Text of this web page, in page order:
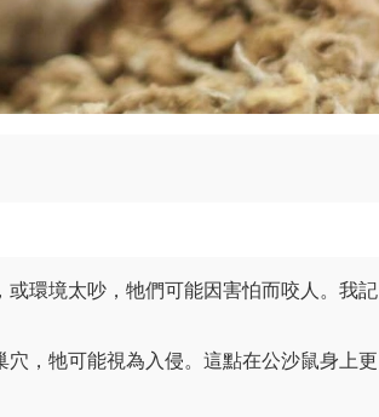
環境太吵，牠們可能因害怕而咬人。我記
穴，牠可能視為入侵。這點在公沙鼠身上更